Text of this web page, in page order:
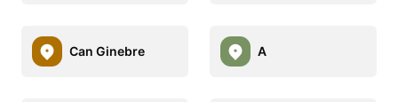
Can Ginebre A